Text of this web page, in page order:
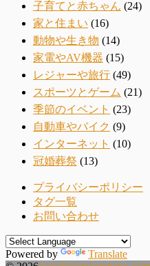
子育てと赤ちゃん (24)
家と住まい (16)
動物や生き物 (14)
家電やAV機器 (15)
レジャーや旅行 (49)
スポーツとゲーム (21)
季節のイベント (23)
自動車やバイク (9)
インターネット (10)
冠婚葬祭 (13)
プライバシーポリシー
タグ一覧
お問い合わせ
Powered by
Translate